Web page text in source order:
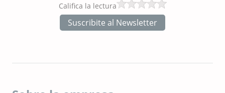
Califica la lectura
Suscribite al Newsletter